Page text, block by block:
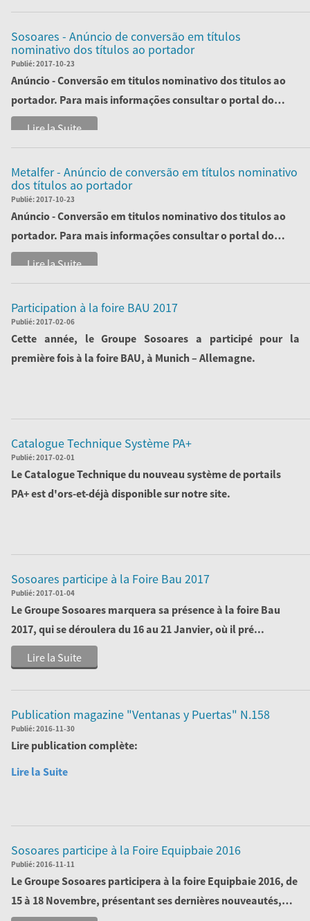
Sosoares - Anúncio de conversão em títulos
nominativo dos títulos ao portador
Publié:2017-10-23
Anúncio - Conversão em titulos nominativo dos titulos ao
portador. Para mais informações consultar o portal do
ministério da justiça.
Lire la Suite
Metalfer - Anúncio de conversão em títulos nominativo
dos títulos ao portador
Publié:2017-10-23
Anúncio - Conversão em titulos nominativo dos titulos ao
portador. Para mais informações consultar o portal do
ministério da justiça.
Lire la Suite
Participation à la foire BAU 2017
Publié:2017-02-06
Cette année, le Groupe Sosoares a participé pour la
première fois à la foire BAU, à Munich – Allemagne.
Catalogue Technique Système PA+
Publié:2017-02-01
Le Catalogue Technique du nouveau système de portails
PA+ est d'ors-et-déjà disponible sur notre site.
Sosoares participe à la Foire Bau 2017
Publié:2017-01-04
Le Groupe Sosoares marquera sa présence à la foire Bau
2017, qui se déroulera du 16 au 21 Janvier, où il pré...
Lire la Suite
Publication magazine "Ventanas y Puertas" N.158
Publié:2016-11-30
Lire publication complète:
Lire la Suite
Sosoares participe à la Foire Equipbaie 2016
Publié:2016-11-11
Le Groupe Sosoares participera à la foire Equipbaie 2016, de
15 à 18 Novembre, présentant ses dernières nouveautés,